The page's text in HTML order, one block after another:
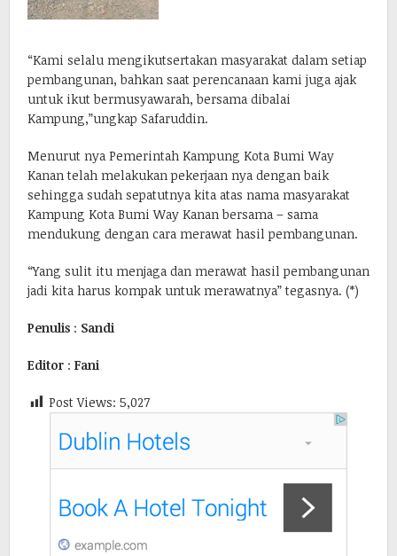
“Kami selalu mengikutsertakan masyarakat dalam setiap
pembangunan, bahkan saat perencanaan kami juga ajak
untuk ikut bermusyawarah, bersama dibalai
Kampung,”ungkap Safaruddin.
Menurut nya Pemerintah Kampung Kota Bumi Way
Kanan telah melakukan pekerjaan nya dengan baik
sehingga sudah sepatutnya kita atas nama masyarakat
Kampung Kota Bumi Way Kanan bersama – sama
mendukung dengan cara merawat hasil pembangunan.
“Yang sulit itu menjaga dan merawat hasil pembangunan
jadi kita harus kompak untuk merawatnya” tegasnya. (*)
Penulis : Sandi
Editor : Fani
Post Views: 5,027